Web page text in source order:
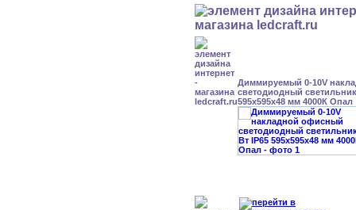
Диммируемый 0-10V
светодиодный
595x595x48 мм 4000К Опал